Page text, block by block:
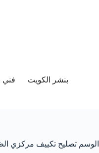
بنشر الكويت فني
الوسم تصليح تكييف مركزي